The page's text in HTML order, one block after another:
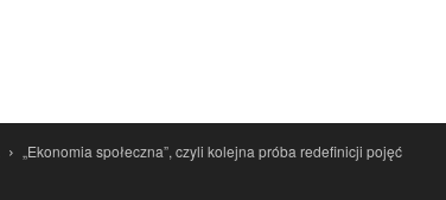
„Ekonomia społeczna”, czyli kolejna próba redefinicji pojęć